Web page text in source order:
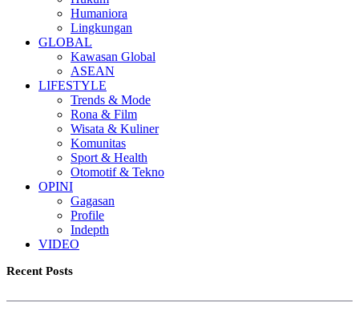
Humaniora
Lingkungan
GLOBAL
Kawasan Global
ASEAN
LIFESTYLE
Trends & Mode
Rona & Film
Wisata & Kuliner
Komunitas
Sport & Health
Otomotif & Tekno
OPINI
Gagasan
Profile
Indepth
VIDEO
Recent Posts